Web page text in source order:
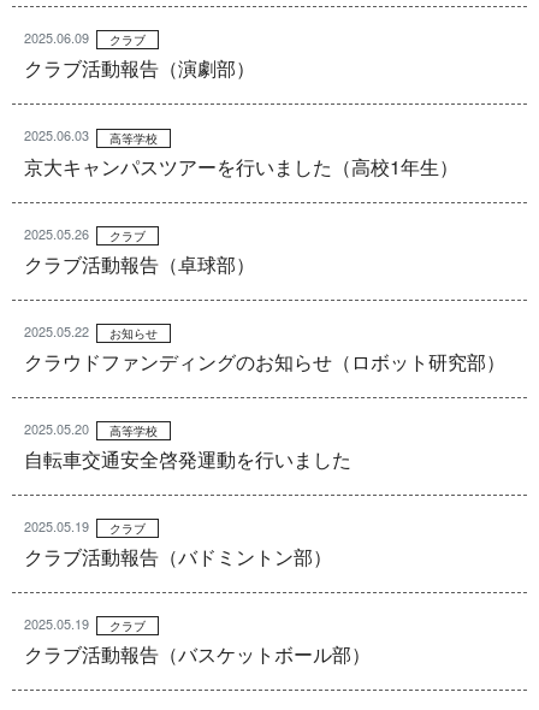
2025.06.09 クラブ
クラブ活動報告（演劇部）
2025.06.03 高等学校
京大キャンパスツアーを行いました（高校1年生）
2025.05.26 クラブ
クラブ活動報告（卓球部）
2025.05.22 お知らせ
クラウドファンディングのお知らせ（ロボット研究部）
2025.05.20 高等学校
自転車交通安全啓発運動を行いました
2025.05.19 クラブ
クラブ活動報告（バドミントン部）
2025.05.19 クラブ
クラブ活動報告（バスケットボール部）